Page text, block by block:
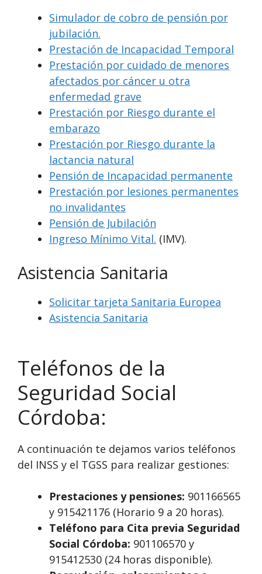
Simulador de cobro de pensión por
jubilación.
Prestación de Incapacidad Temporal
Prestación por cuidado de menores
afectados por cáncer u otra
enfermedad grave
Prestación por Riesgo durante el
embarazo
Prestación por Riesgo durante la
lactancia natural
Pensión de Incapacidad permanente
Prestación por lesiones permanentes
no invalidantes
Pensión de Jubilación
Ingreso Mínimo Vital. (IMV).
Asistencia Sanitaria
Solicitar tarjeta Sanitaria Europea
Asistencia Sanitaria
Teléfonos de la
Seguridad Social
Córdoba:
A continuación te dejamos varios teléfonos
del INSS y el TGSS para realizar gestiones:
Prestaciones y pensiones: 901166565
y 915421176 (Horario 9 a 20 horas).
Teléfono para Cita previa Seguridad
Social Córdoba: 901106570 y
915412530 (24 horas disponible).